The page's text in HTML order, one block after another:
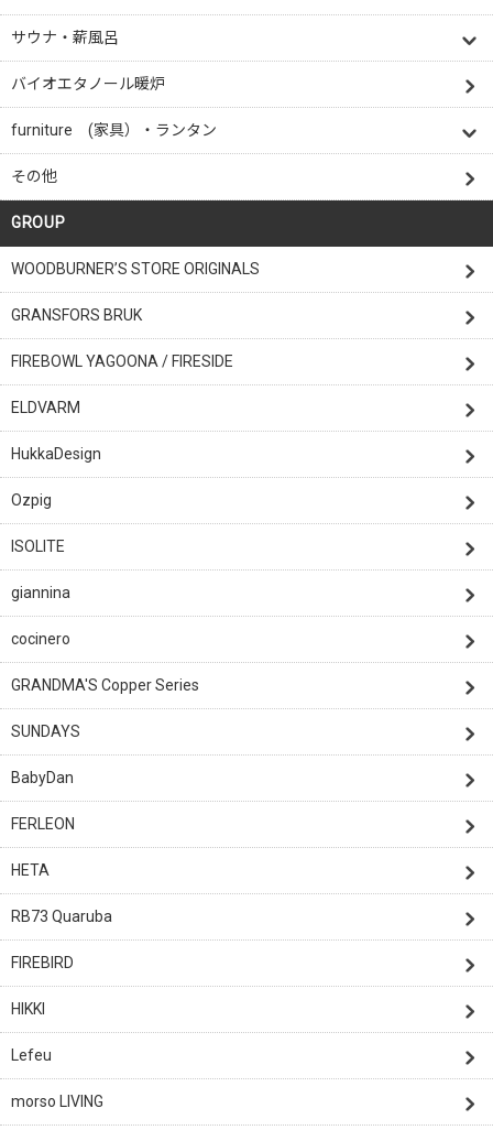
サウナ・薪風呂
バイオエタノール暖炉
furniture (家具）・ランタン
その他
GROUP
WOODBURNER’S STORE ORIGINALS
GRANSFORS BRUK
FIREBOWL YAGOONA / FIRESIDE
ELDVARM
HukkaDesign
Ozpig
ISOLITE
giannina
cocinero
GRANDMA'S Copper Series
SUNDAYS
BabyDan
FERLEON
HETA
RB73 Quaruba
FIREBIRD
HIKKI
Lefeu
morso LIVING